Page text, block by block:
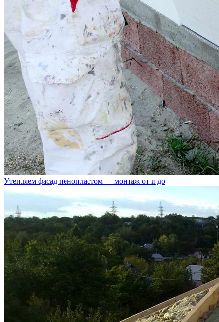
Утепляем фасад пенопластом — монтаж от и до